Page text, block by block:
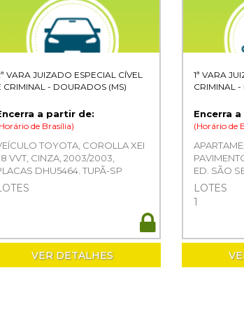
VARA JUIZADO ESPECIAL CÍVEL
CRIMINAL - DOURADOS (MS)
a partir de:
de Brasília)
TOYOTA, COROLLA XEI
VVT, CINZA, 2003/2003,
DHU5464, TUPÃ-SP
VER DETALHES
1ª VARA
CRIMINAL
Encerra
(Horário de
ED. SÃO
LOTES
1